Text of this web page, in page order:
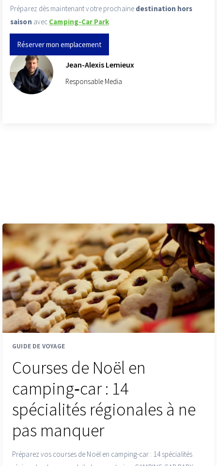
Préparez dès maintenant votre prochaine destination hors
saison avec Camping-Car Park
Réserver mon emplacement
Jean-Alexis Lemieux
Responsable Media
GUIDE DE VOYAGE
Courses de Noël en
camping‑car : 14
spécialités régionales à ne
pas manquer
Préparez vos courses de Noël en camping-car : 14 spécialités